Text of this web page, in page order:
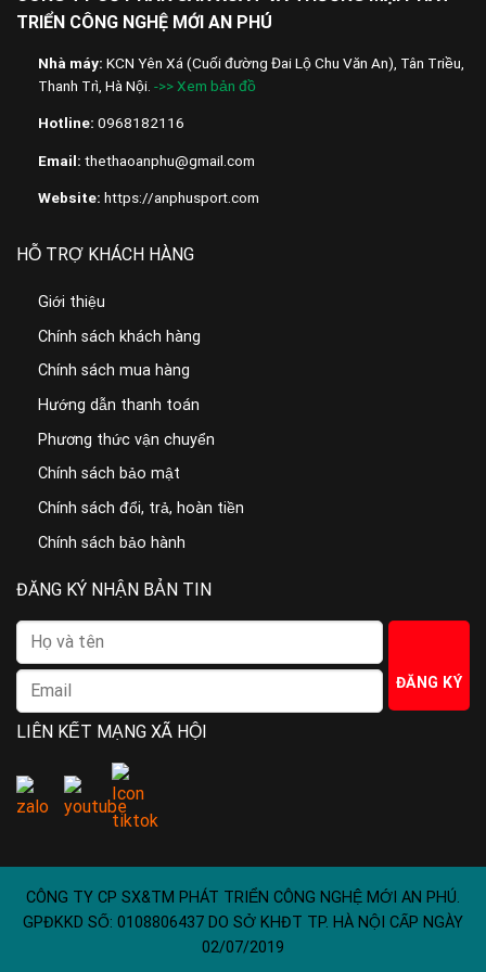
TRIỂN CÔNG NGHỆ MỚI AN PHÚ
Nhà máy: KCN Yên Xá (Cuối đường Đai Lộ Chu Văn An), Tân Triều,
Thanh Trì, Hà Nội. ->> Xem bản đồ
Hotline: 0968182116
Email: thethaoanphu@gmail.com
Website: https://anphusport.com
HỖ TRỢ KHÁCH HÀNG
Giới thiệu
Chính sách khách hàng
Chính sách mua hàng
Hướng dẫn thanh toán
Phương thức vận chuyển
Chính sách bảo mật
Chính sách đổi, trả, hoàn tiền
Chính sách bảo hành
ĐĂNG KÝ NHẬN BẢN TIN
LIÊN KẾT MẠNG XÃ HỘI
CÔNG TY CP SX&TM PHÁT TRIỂN CÔNG NGHỆ MỚI AN PHÚ.
GPĐKKD SỐ: 0108806437 DO SỞ KHĐT TP. HÀ NỘI CẤP NGÀY
02/07/2019